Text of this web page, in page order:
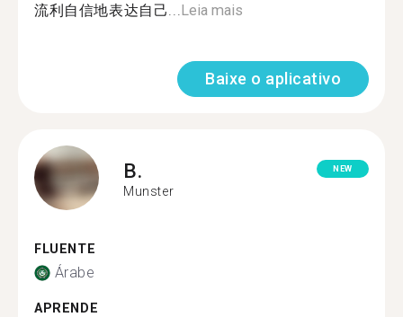
流利自信地表达自己... Leia mais
Baixe o aplicativo
B.
Munster
NEW
FLUENTE
Árabe
APRENDE